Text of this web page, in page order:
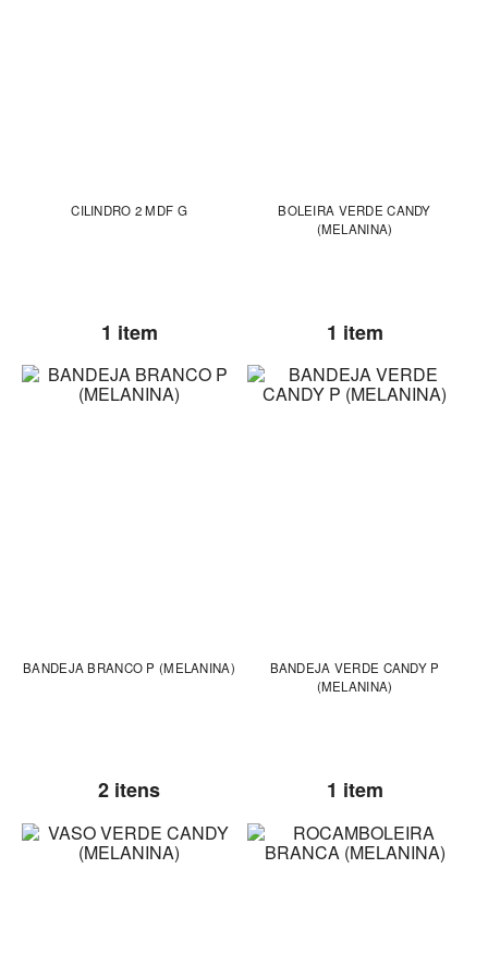
CILINDRO 2 MDF G
1 item
BOLEIRA VERDE CANDY
(MELANINA)
1 item
BANDEJA BRANCO P (MELANINA)
2 itens
BANDEJA VERDE CANDY P
(MELANINA)
1 item